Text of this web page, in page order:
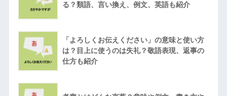
る？類語、言い換え、例文、英語も紹介
「よろしくお伝えください」の意味と使い方
は？目上に使うのは失礼？敬語表現、返事の
仕方も紹介